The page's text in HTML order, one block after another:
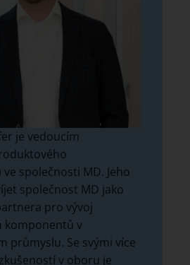
je vedoucím
společnosti MD. Jeho
společnost MD jako
pro vývoj
komponentů v
průmyslu. Se svými více
v oboru je